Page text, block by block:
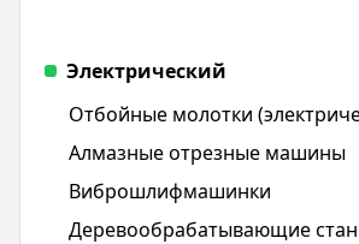
Электрический
Отбойные молотки
Алмазные отрезные машины
Виброшлифмашинки
Деревообрабатывающие